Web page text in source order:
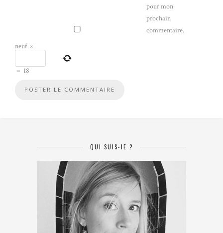
pour mon
prochain
commentaire.
neuf ×
= 18
QUI SUIS-JE ?